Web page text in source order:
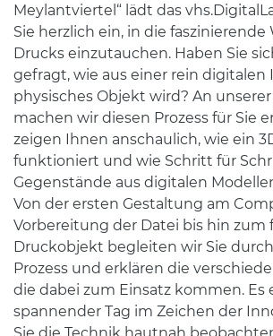
Meylantviertel“ lädt das
Sie herzlich ein, in die faszinierende
Drucks einzutauchen. Haben Sie
gefragt, wie aus einer rein digitalen
physisches Objekt wird? An
machen wir diesen Prozess für Sie
zeigen Ihnen anschaulich, wie ein
funktioniert und wie Schritt für
Gegenstände aus digitalen
Von der ersten Gestaltung am
Vorbereitung der Datei bis hin zum
Druckobjekt begleiten wir Sie
Prozess und erklären die
die dabei zum Einsatz kommen. Es
spannender Tag im Zeichen der